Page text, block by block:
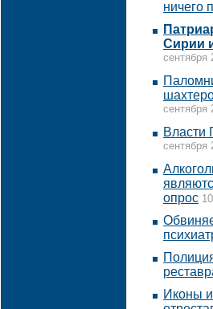
ничего
Сирии
сентября
сентября
Власти
сентября
опрос
Иконы